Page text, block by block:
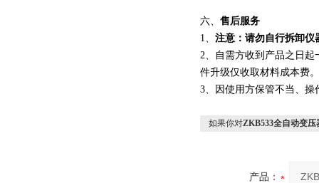
六、 售后服务
1、 注意：请勿自行拆卸仪
2、
自需方收到产品之日
件升级仅收取材料成本费。
3、因使用方保管不当、
如果你对ZKB533全自动变压
产品：